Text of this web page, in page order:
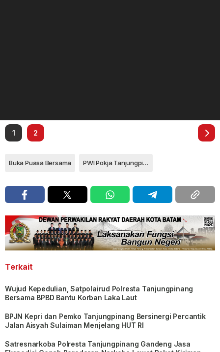
1 2
Buka Puasa Bersama PWI Pokja Tanjungpinang
Terkait
Wujud Kepedulian, Satpolairud Polresta Tanjungpinang
Bersama BPBD Bantu Korban Laka Laut
BPJN Kepri dan Pemko Tanjungpinang Bersinergi Percantik
Jalan Aisyah Sulaiman Menjelang HUT RI
Satresnarkoba Polresta Tanjungpinang Gandeng Jasa